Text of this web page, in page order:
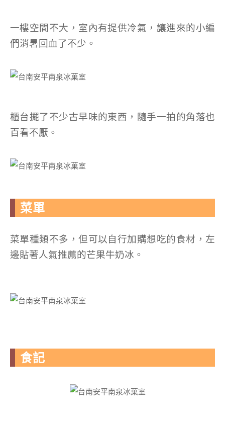
一樓空間不大，室內有提供冷氣，讓進來的小編
們消暑回血了不少。
櫃台擺了不少古早味的東西，隨手一拍的角落也
百看不厭。
菜單
菜單種類不多，但可以自行加購想吃的食材，左
邊貼著人氣推薦的芒果牛奶冰。
食記